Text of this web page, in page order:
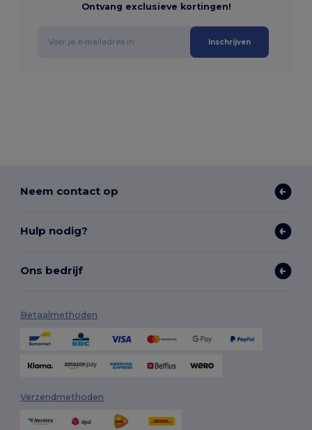
Ontvang exclusieve kortingen!
Inschrijven
Neem contact op
Hulp nodig?
Ons bedrijf
Betaalmethoden
Verzendmethoden